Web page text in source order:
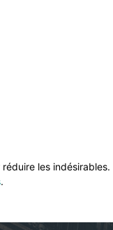
les indésirables.
.